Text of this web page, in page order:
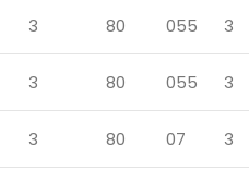
3 80 055 3
3 80 055 3
3 80 07 3